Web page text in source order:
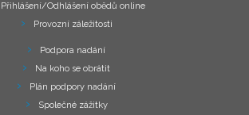
Přihlášení/Odhlášení obědů online
Provozní záležitosti
Podpora nadání
Na koho se obrátit
Plán podpory nadání
Společné zážitky